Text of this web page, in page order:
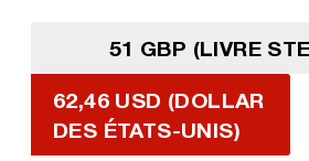
51 GBP (LIVRE
62,46 USD (DOLLAR
DES ÉTATS-UNIS)